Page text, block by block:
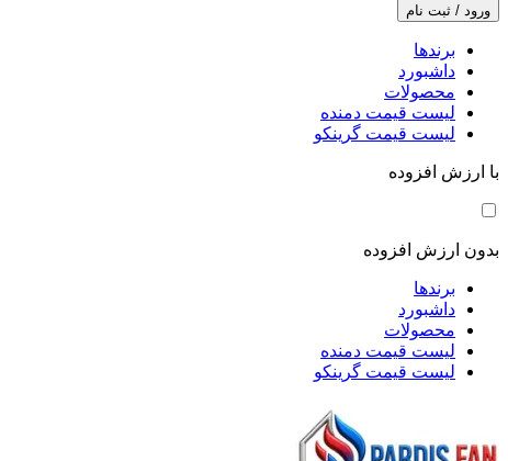
ورود / ثبت نام
برندها
داشبورد
محصولات
لیست قیمت دمنده
لیست قیمت گرینکو
با ارزش افزوده
بدون ارزش افزوده
برندها
داشبورد
محصولات
لیست قیمت دمنده
لیست قیمت گرینکو